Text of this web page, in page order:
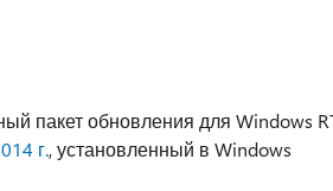
пакет обновления для Windows
г., установленный в Windows